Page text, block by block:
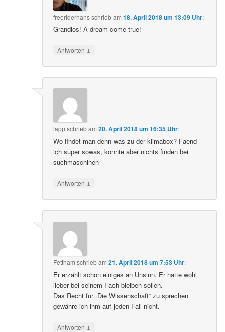
freeriderhansschriebam18. April 2018 um 13:09 Uhr:
Grandios! A dream come true!
Antworten ↓
lappschriebam20. April 2018 um 16:35 Uhr:
Wo findet man denn was zu der klimabox? Faend
ich super sowas, konnte aber nichts finden bei
suchmaschinen
Antworten ↓
Fettham schriebam21. April 2018 um 7:53 Uhr:
Er erzählt schon einiges an Unsinn. Er hätte wohl
lieber bei seinem Fach bleiben sollen.
Das Recht für „Die Wissenschaft“ zu sprechen
gewähre ich ihm auf jeden Fall nicht.
Antworten ↓